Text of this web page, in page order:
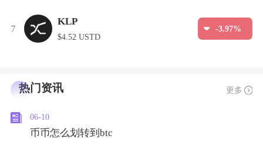
7
KLP
$4.52 USTD
-3.97%
热门资讯 更多
06-10
币币怎么划转到btc